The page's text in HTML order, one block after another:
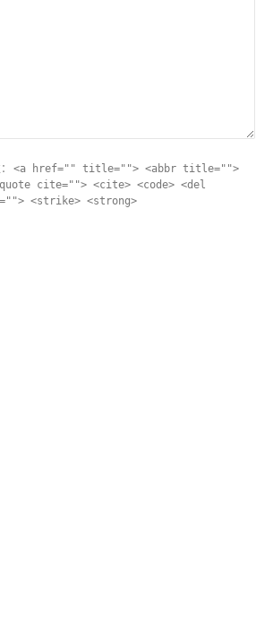
<a href="" title=""> <abbr title="">
cite=""> <cite> <code> <del
<strike> <strong>